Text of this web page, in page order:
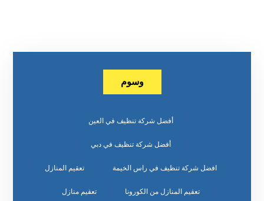
وسوم
أفضل شركة تنظيف في العين
أفضل شركة تنظيف في دبي
افضل شركة تنظيف في راس الخيمة تعقيم المنازل
تعقيم المنازل من الكورونا تعقيم منازل